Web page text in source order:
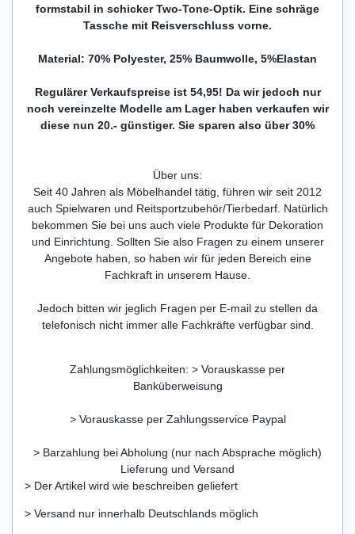
formstabil in schicker Two-Tone-Optik. Eine schräge
Tassche mit Reisverschluss vorne.
Material: 70% Polyester, 25% Baumwolle, 5%Elastan
Regulärer Verkaufspreise ist 54,95! Da wir jedoch nur
noch vereinzelte Modelle am Lager haben verkaufen wir
diese nun 20.- günstiger. Sie sparen also über 30%
Über uns:
Seit 40 Jahren als Möbelhandel tätig, führen wir seit 2012
auch Spielwaren und Reitsportzubehör/Tierbedarf. Natürlich
bekommen Sie bei uns auch viele Produkte für Dekoration
und Einrichtung. Sollten Sie also Fragen zu einem unserer
Angebote haben, so haben wir für jeden Bereich eine
Fachkraft in unserem Hause.
Jedoch bitten wir jeglich Fragen per E-mail zu stellen da
telefonisch nicht immer alle Fachkräfte verfügbar sind.
Zahlungsmöglichkeiten: > Vorauskasse per
Banküberweisung
> Vorauskasse per Zahlungsservice Paypal
> Barzahlung bei Abholung (nur nach Absprache möglich)
Lieferung und Versand
> Der Artikel wird wie beschreiben geliefert
> Versand nur innerhalb Deutschlands möglich